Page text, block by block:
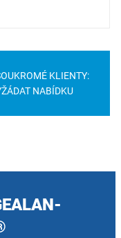
KLIENTY:
NABÍDKU